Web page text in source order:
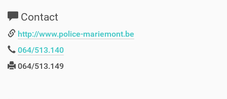
Contact
http://www.police-mariemont.be
064/513.140
064/513.149